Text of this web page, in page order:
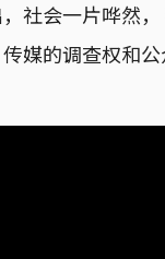
社会一片哗然
媒的调查权和公